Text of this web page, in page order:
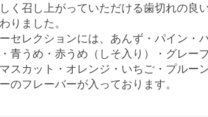
く召し上がっていただける歯切れの良
りました。
セレクションには、あんず・パイン・
青うめ・赤うめ（しそ入り）・グレー
スカット・オレンジ・いちご・プルー
のフレーバーが入っております。